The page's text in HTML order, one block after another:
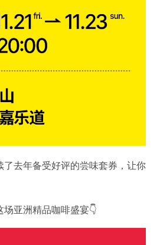
了去年备受好评的尝味套券，让你
亚洲精品咖啡盛宴👇